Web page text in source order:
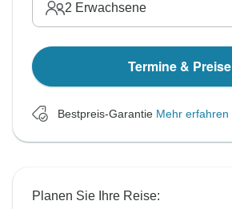
2 Erwachsene
Termine & Preise
Bestpreis-Garantie Mehr erfahren
Planen Sie Ihre Reise: